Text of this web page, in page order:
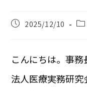
2025/12/10
こんにちは。事
法人医療実務研